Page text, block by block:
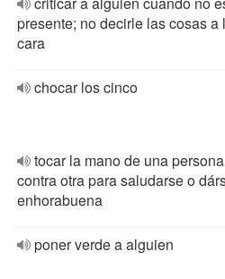
presente; no decirle las cosas a
cara
chocar los cinco
tocar la mano de una persona
contra otra para saludarse o
enhorabuena
poner verde a alguien